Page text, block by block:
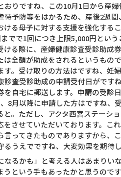
りですね、この10月1日から産
予防等をはかるため、産後2週
る母子に対する支援を強化す
でで1回につき上限5,000円とい
ける際に、産婦健康診査受診助
全額が助成をされるというも
。受け取りの方法はですね、
診査受診助成の申請受付日がで
自宅に郵送します。申請の受
8月以降に申請した方はですね
。ただし、アクタ西宮ステーシ
させていただいております。こ
言ってきたものでありますから
うえでですね、大変効果を期待
るかも」と考える人はあまり
という手もあったかと思うのです